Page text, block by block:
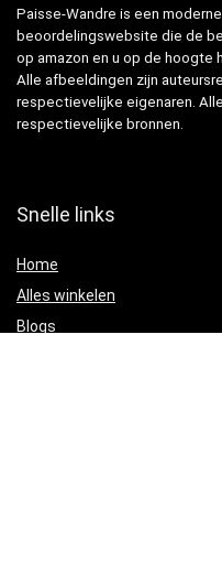
Paisse-Wandre is een
beoordelingswebsite die de
op amazon en u op de hoogte
Alle afbeeldingen zijn
respectievelijke eigenaren.
respectievelijke bronnen.
Snelle links
Home
Alles winkelen
Blogs